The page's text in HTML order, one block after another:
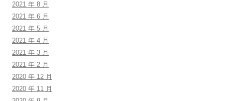
2021 年 8 月
2021 年 6 月
2021 年 5 月
2021 年 4 月
2021 年 3 月
2021 年 2 月
2020 年 12 月
2020 年 11 月